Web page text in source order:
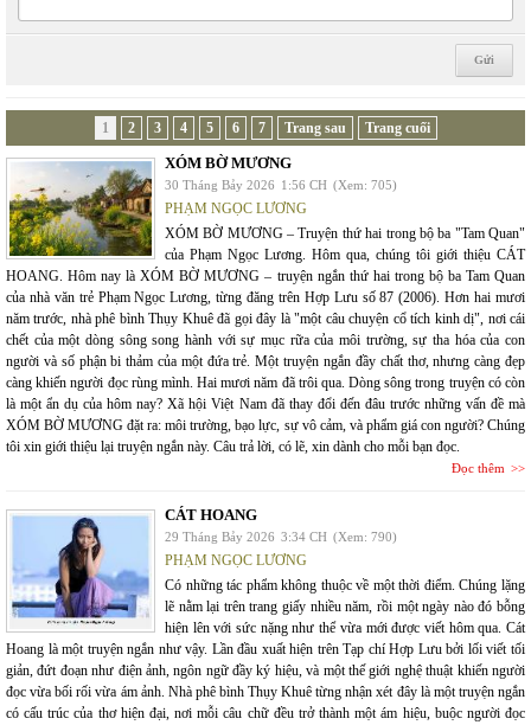
1 2 3 4 5 6 7 Trang sau Trang cuối
XÓM BỜ MƯƠNG
30 Tháng Bảy 2026 1:56 CH (Xem: 705)
PHẠM NGỌC LƯƠNG
XÓM BỜ MƯƠNG – Truyện thứ hai trong bộ ba "Tam Quan"
của Phạm Ngọc Lương. Hôm qua, chúng tôi giới thiệu CÁT
HOANG. Hôm nay là XÓM BỜ MƯƠNG – truyện ngắn thứ hai trong bộ ba Tam Quan
của nhà văn trẻ Phạm Ngọc Lương, từng đăng trên Hợp Lưu số 87 (2006). Hơn hai mươi
năm trước, nhà phê bình Thụy Khuê đã gọi đây là "một câu chuyện cổ tích kinh dị", nơi cái
chết của một dòng sông song hành với sự mục rữa của môi trường, sự tha hóa của con
người và số phận bi thảm của một đứa trẻ. Một truyện ngắn đầy chất thơ, nhưng càng đẹp
càng khiến người đọc rùng mình. Hai mươi năm đã trôi qua. Dòng sông trong truyện có còn
là một ẩn dụ của hôm nay? Xã hội Việt Nam đã thay đổi đến đâu trước những vấn đề mà
XÓM BỜ MƯƠNG đặt ra: môi trường, bạo lực, sự vô cảm, và phẩm giá con người? Chúng
tôi xin giới thiệu lại truyện ngắn này. Câu trả lời, có lẽ, xin dành cho mỗi bạn đọc.
Đọc thêm
CÁT HOANG
29 Tháng Bảy 2026 3:34 CH (Xem: 790)
PHẠM NGỌC LƯƠNG
Có những tác phẩm không thuộc về một thời điểm. Chúng lặng
lẽ nằm lại trên trang giấy nhiều năm, rồi một ngày nào đó bỗng
hiện lên với sức nặng như thể vừa mới được viết hôm qua. Cát
Hoang là một truyện ngắn như vậy. Lần đầu xuất hiện trên Tạp chí Hợp Lưu bởi lối viết tối
giản, đứt đoạn như điện ảnh, ngôn ngữ đầy ký hiệu, và một thế giới nghệ thuật khiến người
đọc vừa bối rối vừa ám ảnh. Nhà phê bình Thụy Khuê từng nhận xét đây là một truyện ngắn
có cấu trúc của thơ hiện đại, nơi mỗi câu chữ đều trở thành một ám hiệu, buộc người đọc